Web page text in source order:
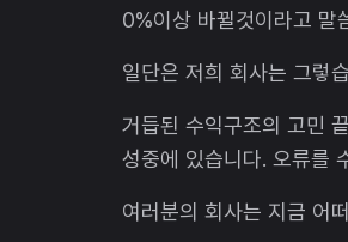
0%이상 바뀔것이라고 말
일단은 저희 회사는 그렇
거듭된 수익구조의 고민
성중에 있습니다. 오류를
여러분의 회사는 지금 어